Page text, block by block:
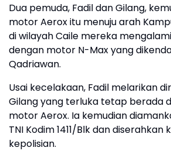
Dua pemuda, Fadil dan Gilang,
motor Aerox itu menuju arah
di wilayah Caile mereka
dengan motor N-Max yang
Qadriawan.
Usai kecelakaan, Fadil melarikan
Gilang yang terluka tetap berada
motor Aerox. Ia kemudian
TNI Kodim 1411/Blk dan diserahkan
kepolisian.